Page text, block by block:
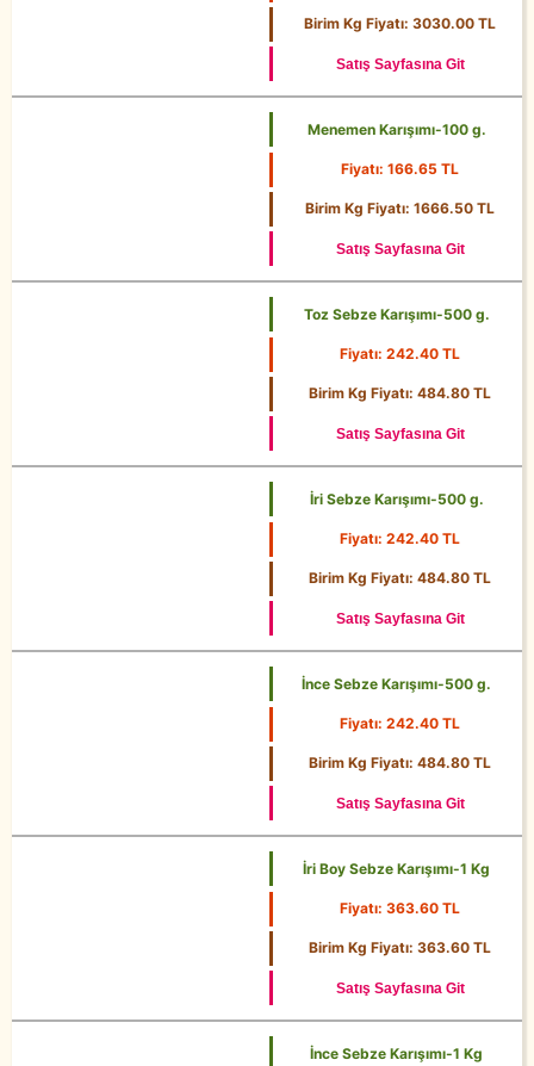
Birim Kg Fiyatı: 3030.00 TL
Satış Sayfasına Git
Menemen Karışımı-100 g.
Fiyatı: 166.65 TL
Birim Kg Fiyatı: 1666.50 TL
Satış Sayfasına Git
Toz Sebze Karışımı-500 g.
Fiyatı: 242.40 TL
Birim Kg Fiyatı: 484.80 TL
Satış Sayfasına Git
İri Sebze Karışımı-500 g.
Fiyatı: 242.40 TL
Birim Kg Fiyatı: 484.80 TL
Satış Sayfasına Git
İnce Sebze Karışımı-500 g.
Fiyatı: 242.40 TL
Birim Kg Fiyatı: 484.80 TL
Satış Sayfasına Git
İri Boy Sebze Karışımı-1 Kg
Fiyatı: 363.60 TL
Birim Kg Fiyatı: 363.60 TL
Satış Sayfasına Git
İnce Sebze Karışımı-1 Kg